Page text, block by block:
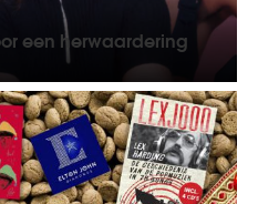
een herwaardering